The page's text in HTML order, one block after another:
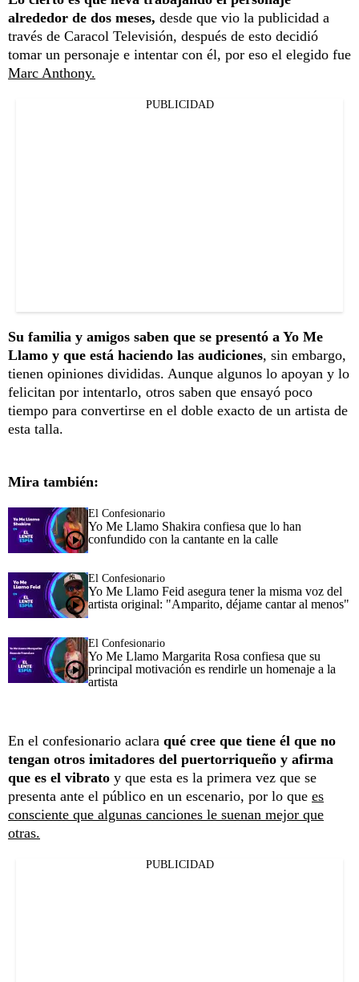
alrededor de dos meses, desde que vio la publicidad a
través de Caracol Televisión, después de esto decidió
tomar un personaje e intentar con él, por eso el elegido fue
Marc Anthony.
PUBLICIDAD
Su familia y amigos saben que se presentó a Yo Me
Llamo y que está haciendo las audiciones, sin embargo,
tienen opiniones divididas. Aunque algunos lo apoyan y lo
felicitan por intentarlo, otros saben que ensayó poco
tiempo para convertirse en el doble exacto de un artista de
esta talla.
Mira también:
El Confesionario
Yo Me Llamo Shakira confiesa que lo han
confundido con la cantante en la calle
El Confesionario
Yo Me Llamo Feid asegura tener la misma voz del
artista original: "Amparito, déjame cantar al menos"
El Confesionario
Yo Me Llamo Margarita Rosa confiesa que su
principal motivación es rendirle un homenaje a la
artista
En el confesionario aclara qué cree que tiene él que no
tengan otros imitadores del puertorriqueño y afirma
que es el vibrato y que esta es la primera vez que se
presenta ante el público en un escenario, por lo que es
consciente que algunas canciones le suenan mejor que
otras.
PUBLICIDAD